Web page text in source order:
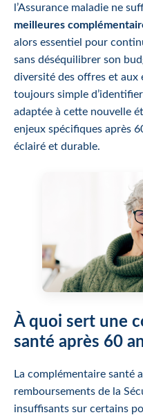
l’Assurance maladie ne
meilleures
alors essentiel pour
sans déséquilibrer son
diversité des offres et aux
toujours simple
adaptée à cette nouvelle
enjeux spécifiques après
éclairé et durable.
À quoi sert une
santé après 60
La complémentaire santé
remboursements de la
insuffisants sur certains